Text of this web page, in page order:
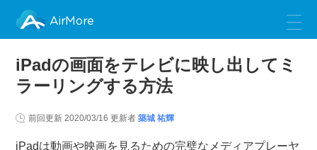
AirMore
iPadの画面をテレビに映し出してミ
ラーリングする方法
前回更新2020/03/16 更新者築城 祐輝
iPadは動画や映画を見るための完璧なメディアプレーヤ